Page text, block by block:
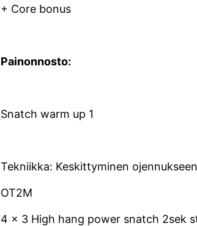
+ Core bonus
Painonnosto:
Snatch warm up 1
Tekniikka: Keskittyminen
OT2M
4 x 3 High hang power snatch 2sek